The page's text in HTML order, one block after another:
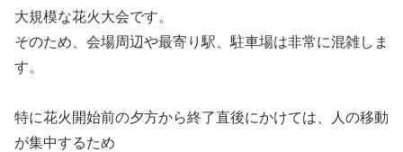
大規模な花火大会です。
そのため、会場周辺や最寄り駅、駐車場は非常に混雑しま
す。
特に花火開始前の夕方から終了直後にかけては、人の移動
が集中するため